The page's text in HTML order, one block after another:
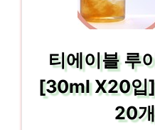
티에이블 루
[30ml X20입
20